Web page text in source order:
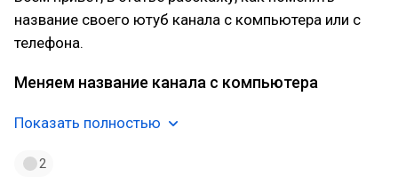
название своего ютуб канала с компьютера или с
телефона.
Меняем название канала с компьютера
Показать полностью
2